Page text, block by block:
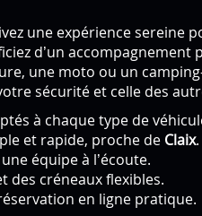
une expérience sereine
d’un accompagnement
une moto ou un
sécurité et celle des
à chaque type de
et rapide, proche de Claix.
équipe à l’écoute.
des créneaux flexibles.
en ligne pratique.